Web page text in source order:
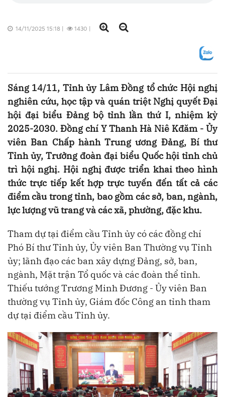
14/11/2025 15:18 | 1430 |
Sáng 14/11, Tỉnh ủy Lâm Đồng tổ chức Hội nghị
nghiên cứu, học tập và quán triệt Nghị quyết Đại
hội đại biểu Đảng bộ tỉnh lần thứ I, nhiệm kỳ
2025-2030. Đồng chí Y Thanh Hà Niê Kđăm - Ủy
viên Ban Chấp hành Trung ương Đảng, Bí thư
Tỉnh ủy, Trưởng đoàn đại biểu Quốc hội tỉnh chủ
trì hội nghị. Hội nghị được triển khai theo hình
thức trực tiếp kết hợp trực tuyến đến tất cả các
điểm cầu trong tỉnh, bao gồm các sở, ban, ngành,
lực lượng vũ trang và các xã, phường, đặc khu.
Tham dự tại điểm cầu Tỉnh ủy có các đồng chí
Phó Bí thư Tỉnh ủy, Ủy viên Ban Thường vụ Tỉnh
ủy; lãnh đạo các ban xây dựng Đảng, sở, ban,
ngành, Mặt trận Tổ quốc và các đoàn thể tỉnh.
Thiếu tướng Trương Minh Đương - Ủy viên Ban
thường vụ Tỉnh ủy, Giám đốc Công an tỉnh tham
dự tại điểm cầu Tỉnh ủy.